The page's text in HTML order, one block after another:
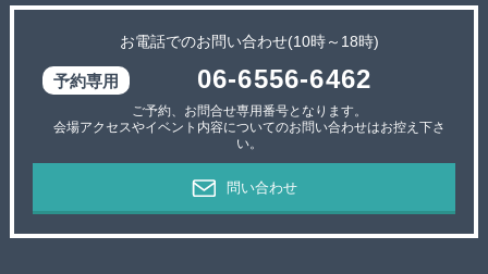
お電話でのお問い合わせ(10時～18時)
06-6556-6462
ご予約、お問合せ専用番号となります。
会場アクセスやイベント内容についてのお問い合わせはお控え下さ
い。
問い合わせ